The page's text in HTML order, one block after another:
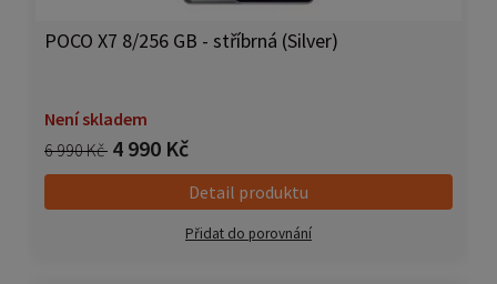
POCO X7 8/256 GB - stříbrná (Silver)
Není skladem
6 990 Kč 4 990 Kč
Detail produktu
Přidat do porovnání